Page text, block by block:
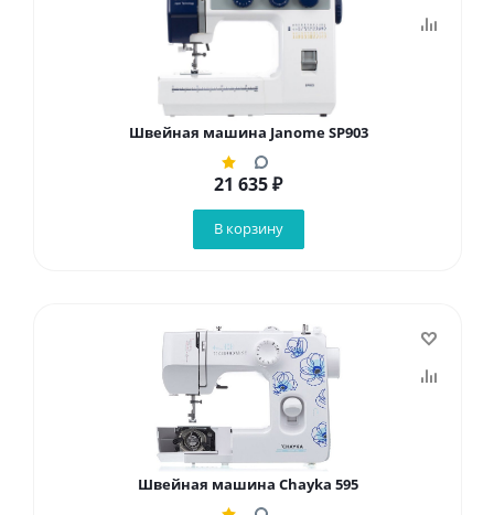
Швейная машина Janome SP903
21 635₽
В корзину
Швейная машина Chayka 595